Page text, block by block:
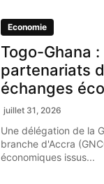
Economie
Togo-Ghana
partenariats
échanges
juillet 31, 2026
Une délégation de la
branche d'Accra
économiques issus...